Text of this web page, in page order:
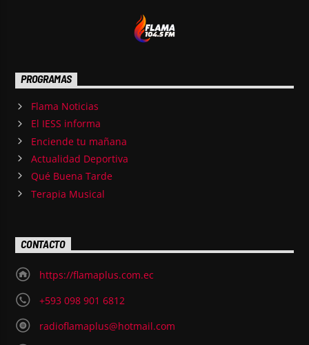
PROGRAMAS
Flama Noticias
El IESS informa
Enciende tu mañana
Actualidad Deportiva
Qué Buena Tarde
Terapia Musical
CONTACTO
https://flamaplus.com.ec
+593 098 901 6812
radioflamaplus@hotmail.com